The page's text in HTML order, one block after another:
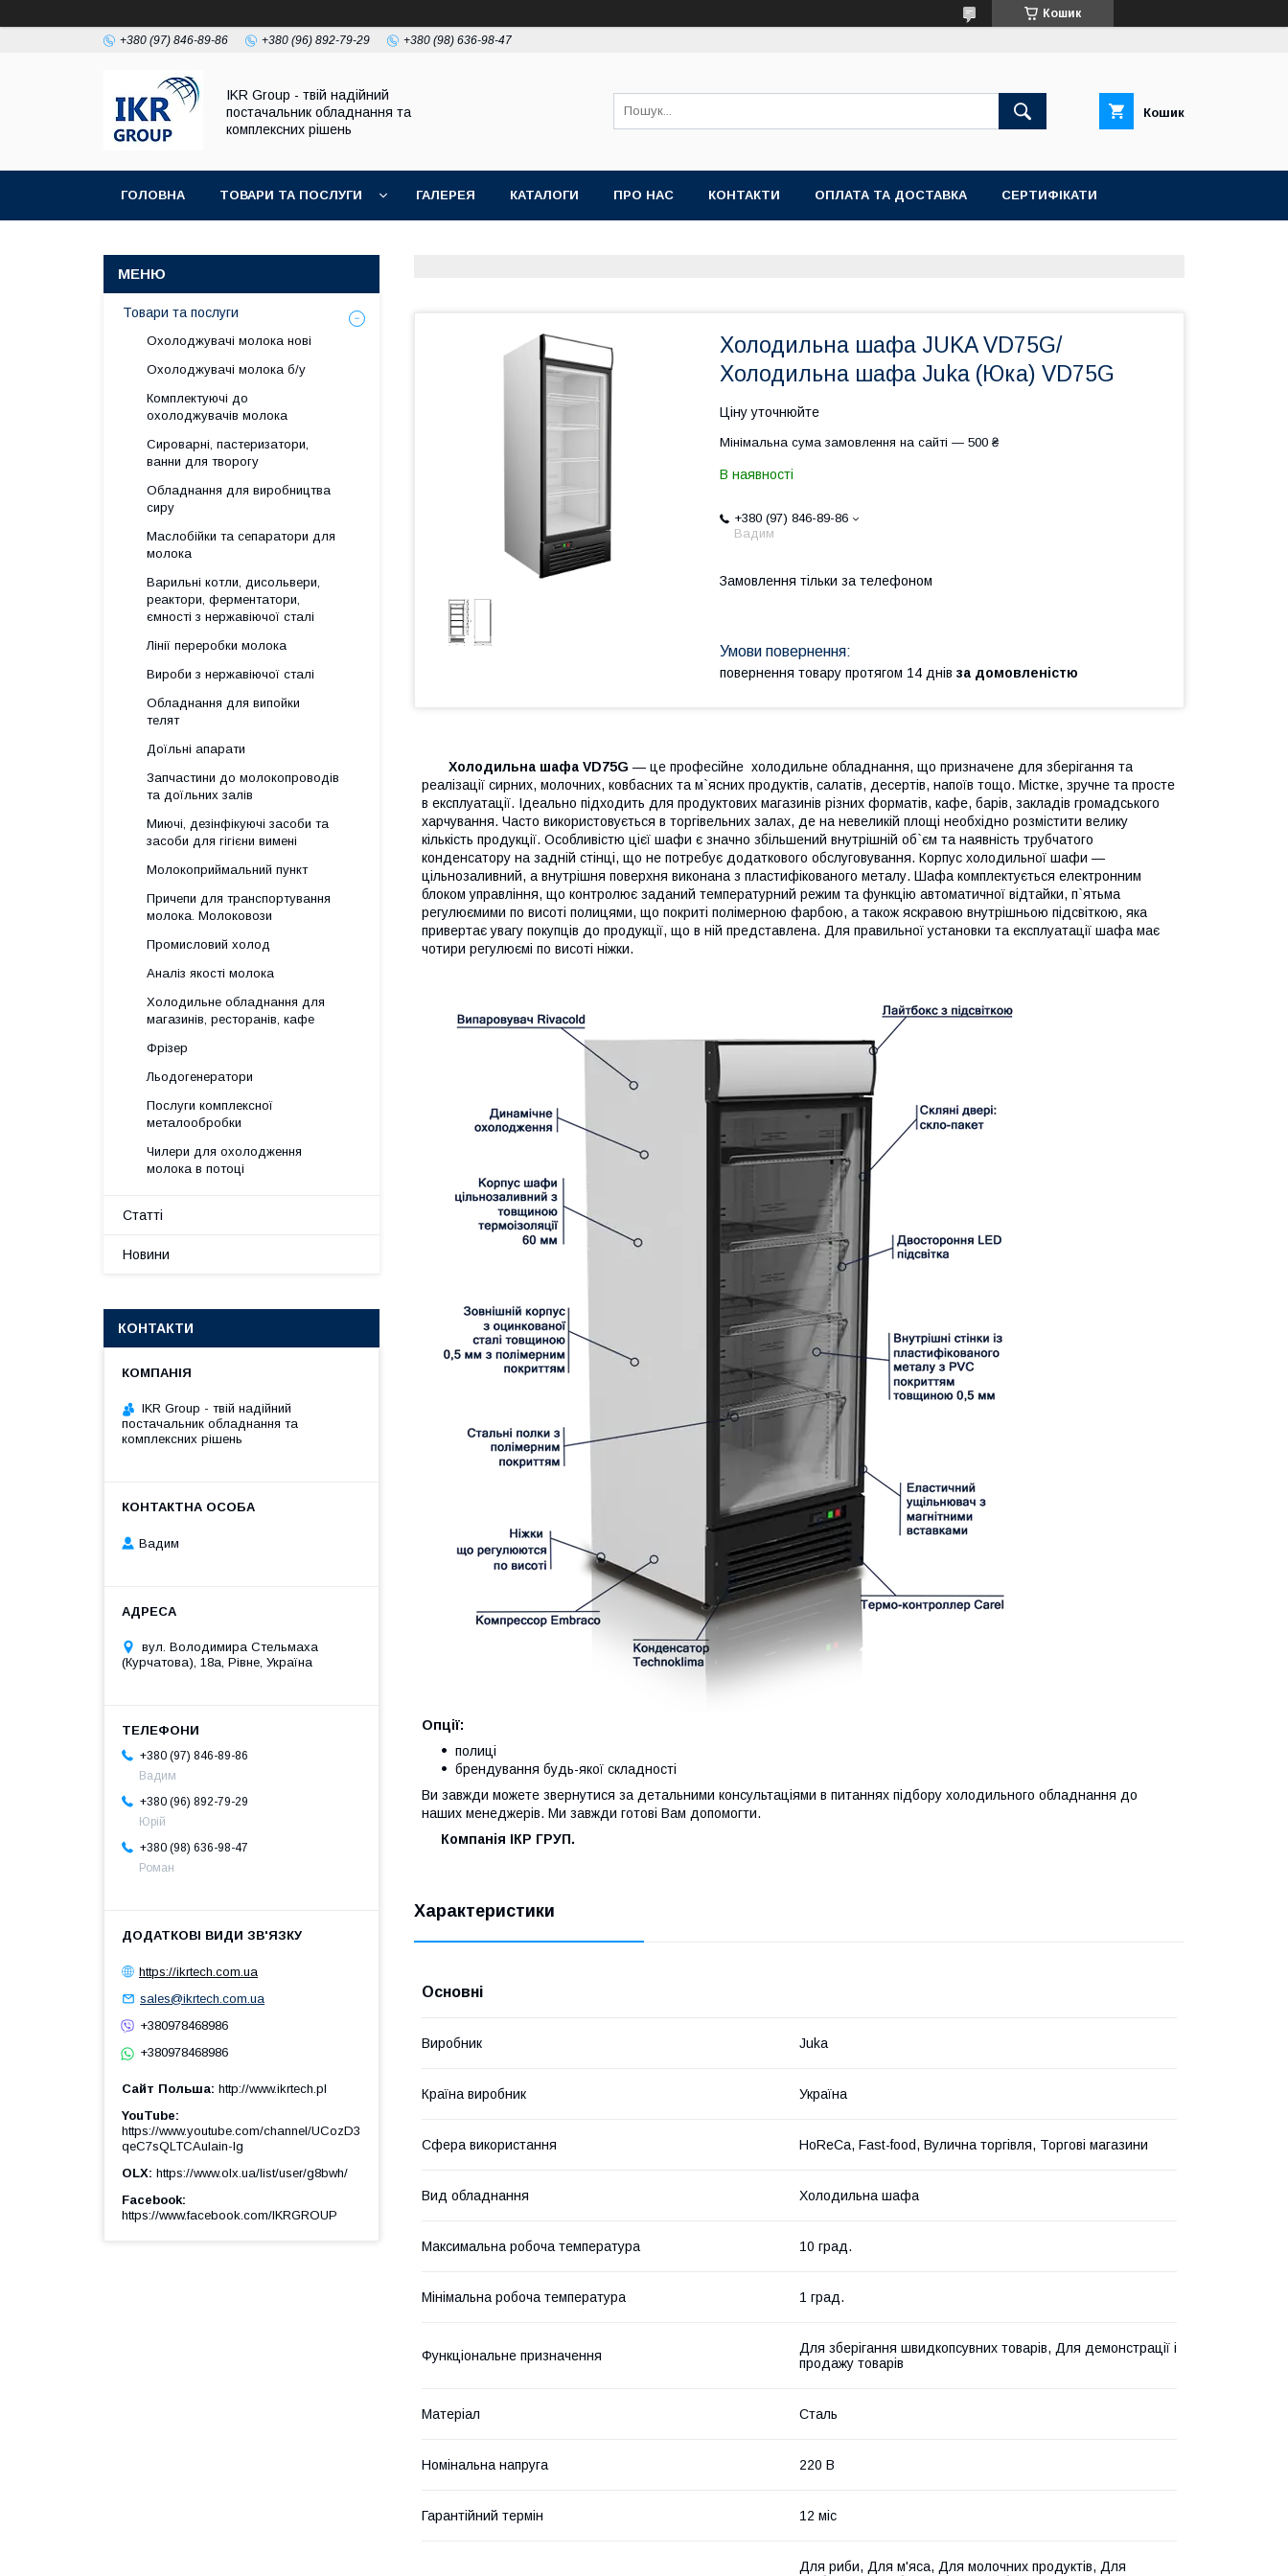
Кошик
+380 (97) 846-89-86 +380 (96) 892-79-29 +380 (98) 636-98-47
IKR Group - твій надійний
постачальник обладнання та
комплексних рішень
Кошик
ГОЛОВНА ТОВАРИ ТА ПОСЛУГИ ГАЛЕРЕЯ КАТАЛОГИ ПРО НАС КОНТАКТИ ОПЛАТА ТА ДОСТАВКА СЕРТИФІКАТИ
Холодильна шафа JUKA VD75G/
Холодильна шафа Juka (Юка) VD75G
Ціну уточнюйте
Мінімальна сума замовлення на сайті — 500 ₴
В наявності
+380 (97) 846-89-86
Вадим
Замовлення тільки за телефоном
повернення товару протягом 14 днів за домовленістю
Холодильна шафа VD75G — це професійне холодильне обладнання, що призначене для зберігання та
реалізації сирних, молочних, ковбасних та м`ясних продуктів, салатів, десертів, напоїв тощо. Містке, зручне та просте
в експлуатації. Ідеально підходить для продуктових магазинів різних форматів, кафе, барів, закладів громадського
харчування. Часто використовується в торгівельних залах, де на невеликій площі необхідно розмістити велику
кількість продукції. Особливістю цієї шафи є значно збільшений внутрішній об`єм та наявність трубчатого
конденсатору на задній стінці, що не потребує додаткового обслуговування. Корпус холодильної шафи —
цільнозаливний, а внутрішня поверхня виконана з пластифікованого металу. Шафа комплектується електронним
блоком управління, що контролює заданий температурний режим та функцію автоматичної відтайки, п`ятьма
регулюємими по висоті полицями, що покриті полімерною фарбою, а також яскравою внутрішньою підсвіткою, яка
привертає увагу покупців до продукції, що в ній представлена. Для правильної установки та експлуатації шафа має
чотири регулюємі по висоті ніжки.
Опції:
полиці
брендування будь-якої складності
Ви завжди можете звернутися за детальними консультаціями в питаннях підбору холодильного обладнання до
наших менеджерів. Ми завжди готові Вам допомогти.
Компанія ІКР ГРУП.
Характеристики
Основні
Виробник Juka
Країна виробник Україна
Сфера використання HoReCa, Fast-food, Вулична торгівля, Торгові магазини
Вид обладнання Холодильна шафа
Максимальна робоча температура 10 град.
Мінімальна робоча температура 1 град.
Функціональне призначення
Для зберігання швидкопсувних товарів, Для демонстрації і
продажу товарів
Матеріал Сталь
Номінальна напруга 220 В
Гарантійний термін 12 міс
Для риби, Для м'яса, Для молочних продуктів, Для
Товари та послуги
Охолоджувачі молока нові
Охолоджувачі молока б/у
Комплектуючі до
охолоджувачів молока
Сироварні, пастеризатори,
ванни для творогу
Обладнання для виробництва
сиру
Маслобійки та сепаратори для
молока
Варильні котли, дисольвери,
реактори, ферментатори,
ємності з нержавіючої сталі
Лінії переробки молока
Вироби з нержавіючої сталі
Обладнання для випойки
телят
Доїльні апарати
Запчастини до молокопроводів
та доїльних залів
Миючі, дезінфікуючі засоби та
засоби для гігієни вимені
Молокоприймальний пункт
Причепи для транспортування
молока. Молоковози
Промисловий холод
Аналіз якості молока
Холодильне обладнання для
магазинів, ресторанів, кафе
Фрізер
Льодогенератори
Послуги комплексної
металообробки
Чилери для охолодження
молока в потоці
Статті
Новини
КОНТАКТИ
IKR Group - твій надійний
постачальник обладнання та
комплексних рішень
Вадим
вул. Володимира Стельмаха
(Курчатова), 18а, Рівне, Україна
+380 (97) 846-89-86
Вадим
+380 (96) 892-79-29
Юрій
+380 (98) 636-98-47
Роман
https://ikrtech.com.ua
sales@ikrtech.com.ua
+380978468986
+380978468986
Сайт Польша http://www.ikrtech.pl
YouTube
https://www.youtube.com/channel/UCozD3
qeC7sQLTCAulain-Ig
OLX https://www.olx.ua/list/user/g8bwh/
Facebook
https://www.facebook.com/IKRGROUP